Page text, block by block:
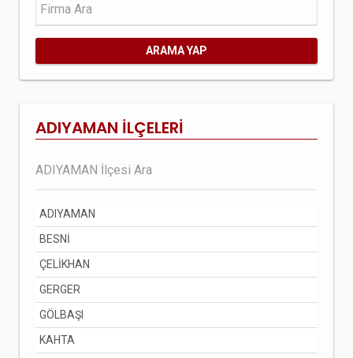
ARAMA YAP
ADIYAMAN İLÇELERİ
ADIYAMAN
BESNİ
ÇELİKHAN
GERGER
GÖLBAŞI
KAHTA